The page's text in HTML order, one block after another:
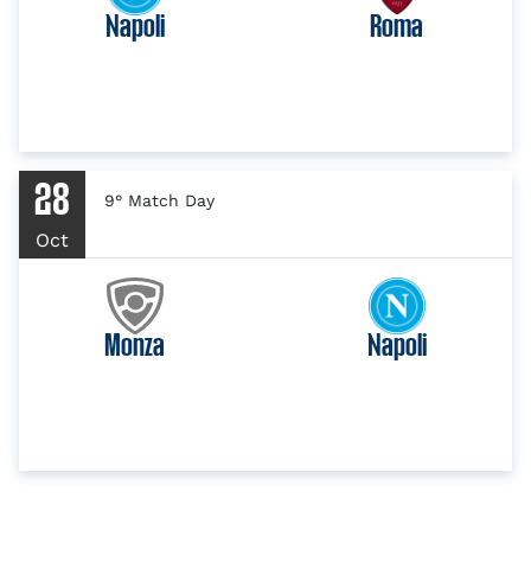
Napoli Roma
28
Oct
9° Match Day
Monza Napoli